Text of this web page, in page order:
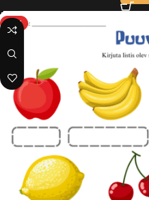
HOT